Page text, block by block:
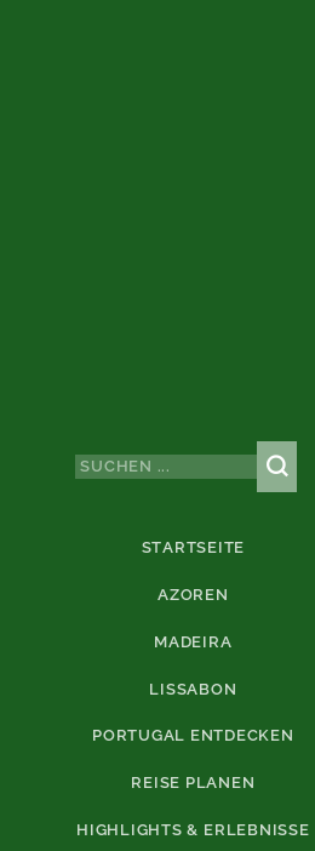
STARTSEITE
AZOREN
MADEIRA
LISSABON
PORTUGAL ENTDECKEN
REISE PLANEN
HIGHLIGHTS & ERLEBNISSE